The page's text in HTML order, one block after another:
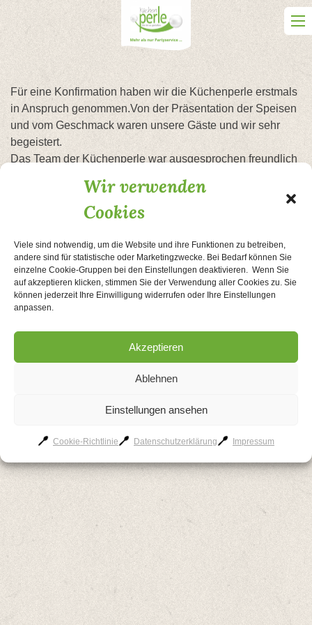
Wir verwenden
Cookies
Viele sind notwendig, um die Website und ihre Funktionen zu betreiben,
andere sind für statistische oder Marketingzwecke. Bei Bedarf können Sie
einzelne Cookie-Gruppen bei den Einstellungen deaktivieren. Wenn Sie
auf akzeptieren klicken, stimmen Sie der Verwendung aller Cookies zu. Sie
können jederzeit Ihre Einwilligung widerrufen oder Ihre Einstellungen
anpassen.
Akzeptieren
Ablehnen
Einstellungen ansehen
Cookie-Richtlinie Datenschutzerklärung Impressum
Skip
content
Für eine Konfirmation haben wir die Küchenperle erstmals
in Anspruch genommen.Von der Präsentation der Speisen
und vom Geschmack waren unsere Gäste und wir sehr
begeistert.
Das Team der Küchenperle war ausgesprochen freundlich
Unser Fazit:Sehr außergewöhnlich kulinarische
Darbietung.Freundlicher Service und sehr gute Beratung!
Beitragsnavigation
Es war sooo lecker! Das Essen war super!!!
AGB